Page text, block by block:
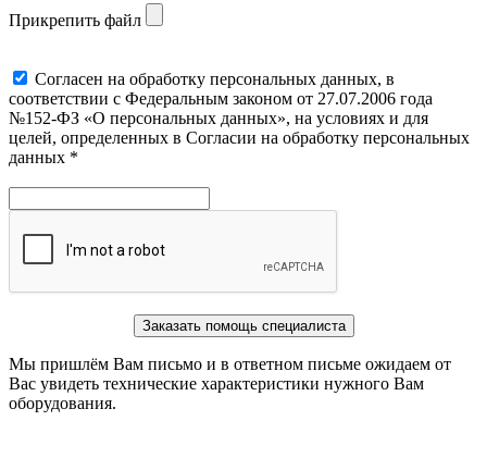
Прикрепить файл
Cогласен на обработку персональных данных, в
соответствии с Федеральным законом от 27.07.2006 года
№152-ФЗ «О персональных данных», на условиях и для
целей, определенных в Согласии на обработку персональных
данных *
Заказать помощь специалиста
Мы пришлём Вам письмо и в ответном письме ожидаем от
Вас увидеть технические характеристики нужного Вам
оборудования.